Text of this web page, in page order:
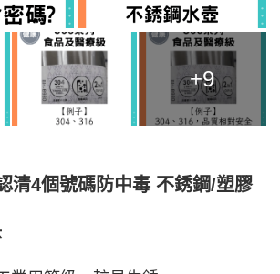
+9
清4個號碼防中毒 不銹鋼/塑膠